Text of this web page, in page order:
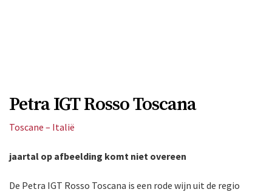
Petra IGT Rosso Toscana
Toscane – Italië
jaartal op afbeelding komt niet overeen
De Petra IGT Rosso Toscana is een rode wijn uit de regio